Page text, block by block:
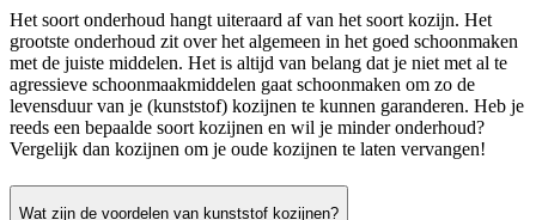
Het soort onderhoud hangt uiteraard af van het soort kozijn. Het
grootste onderhoud zit over het algemeen in het goed schoonmaken
met de juiste middelen. Het is altijd van belang dat je niet met al te
agressieve schoonmaakmiddelen gaat schoonmaken om zo de
levensduur van je (kunststof) kozijnen te kunnen garanderen. Heb je
reeds een bepaalde soort kozijnen en wil je minder onderhoud?
Vergelijk dan kozijnen om je oude kozijnen te laten vervangen!
Wat zijn de voordelen van kunststof kozijnen?